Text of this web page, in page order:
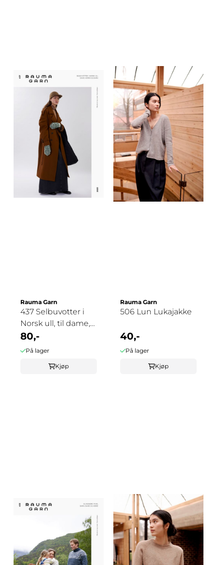
Rauma Garn
437 Selbuvotter i
Norsk ull, til dame,
herre og ...
80,-
På lager
Kjøp
Rauma Garn
506 Lun Lukajakke
40,-
På lager
Kjøp